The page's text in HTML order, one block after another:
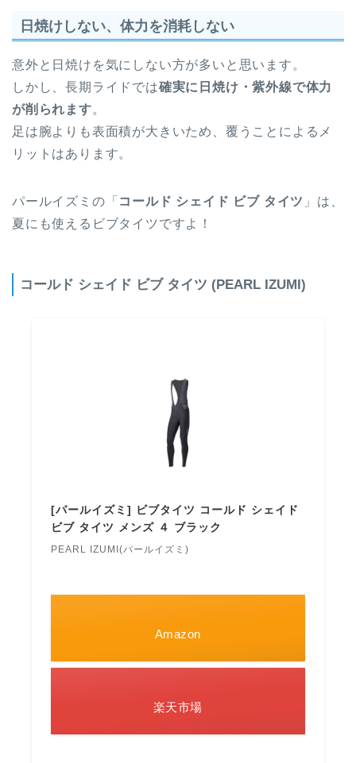
日焼けしない、体力を消耗しない
意外と日焼けを気にしない方が多いと思います。
しかし、長期ライドでは確実に日焼け・紫外線で体力
が削られます。
足は腕よりも表面積が大きいため、覆うことによるメ
リットはあります。
パールイズミの「 コールド シェイド ビブ タイツ 」は、
夏にも使えるビブタイツですよ！
コールド シェイド ビブ タイツ (PEARL IZUMI)
[パールイズミ] ビブタイツ コールド シェイド
ビブ タイツ メンズ ４ ブラック
PEARL IZUMI(パールイズミ)
Amazon
楽天市場